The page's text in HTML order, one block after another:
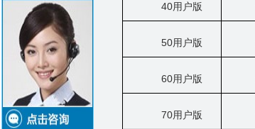
40用户版
50用户版
60用户版
70用户版